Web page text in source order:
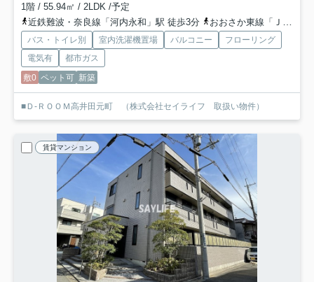
1階 / 55.94㎡ / 2LDK /予定
近鉄難波・奈良線「河内永和」駅 徒歩3分
おおさか東線「ＪＲ河内永和」駅 徒歩4分
バス・トイレ別 室内洗濯機置場 バルコニー
フローリング
電気有
都市ガス
敷0 ペット可 新築
■Ｄ-ＲＯＯＭ高井田元町 （株式会社セイライフ 取扱い物件）
賃貸マンション